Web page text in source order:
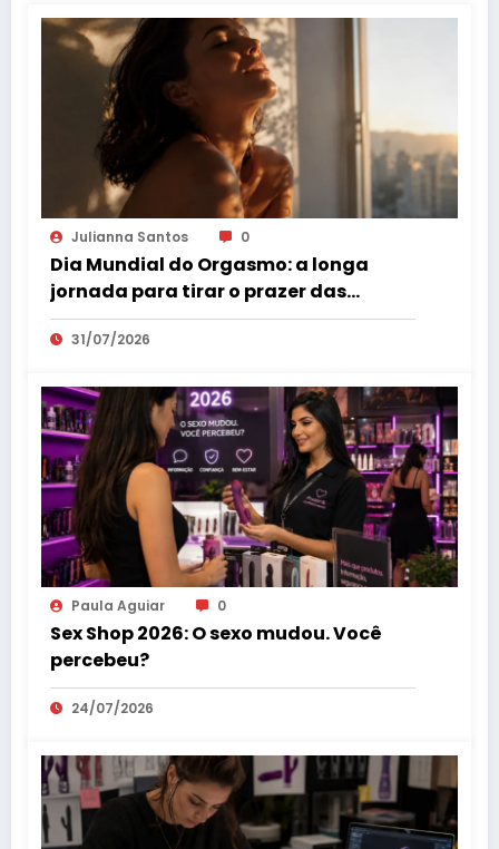
Julianna Santos 0
Dia Mundial do Orgasmo: a longa
jornada para tirar o prazer das
sombras
31/07/2026
Paula Aguiar 0
Sex Shop 2026: O sexo mudou. Você
percebeu?
24/07/2026